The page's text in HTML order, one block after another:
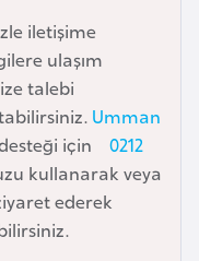
iletişime
ulaşım
talebi
Umman
için
0212
kullanarak veya
ederek